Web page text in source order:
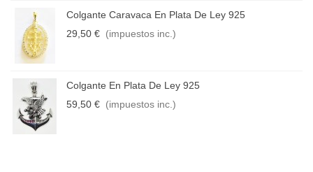
Colgante Caravaca En Plata De Ley 925
29,50 € (impuestos inc.)
Colgante En Plata De Ley 925
59,50 € (impuestos inc.)